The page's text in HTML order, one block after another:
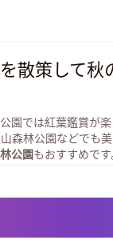
散策して秋
園では紅葉鑑賞が
森林公園などでも
公園もおすすめで